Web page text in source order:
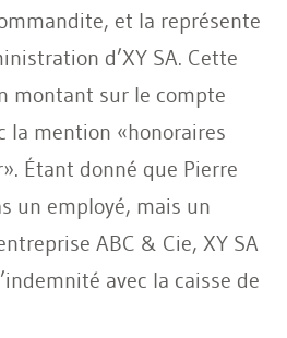
et la représente
d’XY SA. Cette
montant sur le compte
la mention «honoraires
Étant donné que Pierre
un employé, mais un
ABC & Cie, XY SA
avec la caisse de